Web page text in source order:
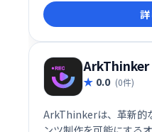
ArkThinker
0.0 (0件)
ArkThinkerは、革新的